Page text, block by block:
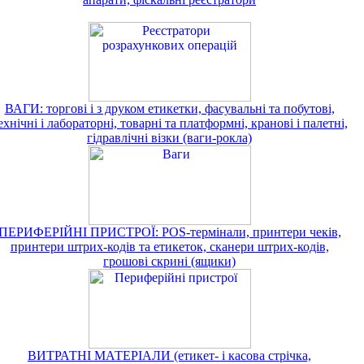
ВАГИ: торгові і з друком етикетки, фасувальні та побутові,
і лабораторні, товарні та платформні, кранові і палетні,
гідравлічні візки (ваги-рокла)
ПРИСТРОЇ: POS-термінали, принтери чеків,
принтери штрих-кодів та етикеток, сканери штрих-кодів,
грошові скрині (ящики)
ВИТРАТНІ МАТЕРІАЛИ (етикет- і касова стрічка,